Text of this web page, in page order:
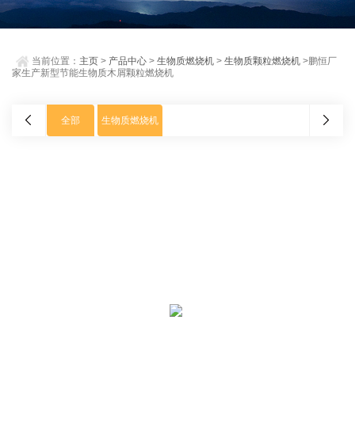
当前位置： 主页 > 产品中心 >生物质燃烧机 >生物质颗粒燃烧机 >鹏恒厂
家生产新型节能生物质木屑颗粒燃烧机
全部 生物质燃烧机